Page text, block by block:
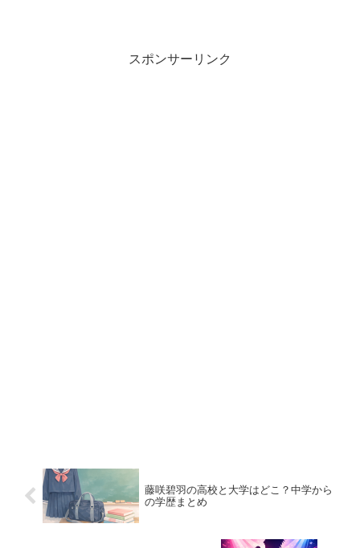
スポンサーリンク
藤咲碧羽の高校と大学はどこ？中学から
の学歴まとめ